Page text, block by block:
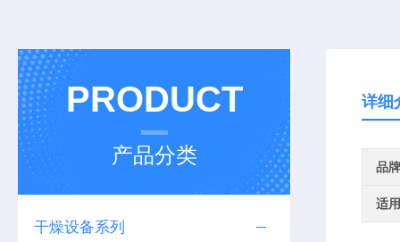
PRODUCT
产品分类
干燥设备系列
详细
品牌
适